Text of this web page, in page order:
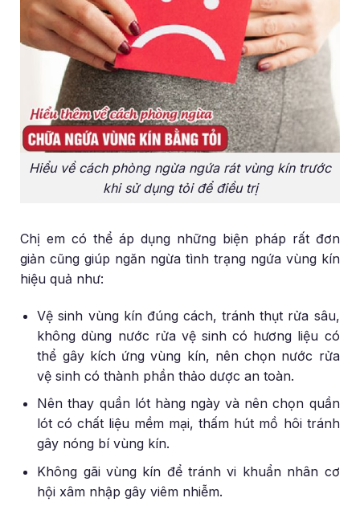
Hiểu về cách phòng ngừa ngứa rát vùng kín trước
khi sử dụng tỏi để điều trị
Chị em có thể áp dụng những biện pháp rất đơn
giản cũng giúp ngăn ngừa tình trạng ngứa vùng kín
hiệu quả như:
Vệ sinh vùng kín đúng cách, tránh thụt rửa sâu,
không dùng nước rửa vệ sinh có hương liệu có
thể gây kích ứng vùng kín, nên chọn nước rửa
vệ sinh có thành phần thảo dược an toàn.
Nên thay quần lót hàng ngày và nên chọn quần
lót có chất liệu mềm mại, thấm hút mồ hôi tránh
gây nóng bí vùng kín.
Không gãi vùng kín để tránh vi khuẩn nhân cơ
hội xâm nhập gây viêm nhiễm.